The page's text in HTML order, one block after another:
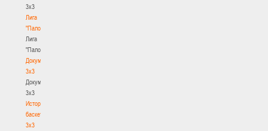
3х3
Лига
"Палова"
Лига
"Палова"
Документы
3х3
Документы
3х3
История
баскетбола
3х3